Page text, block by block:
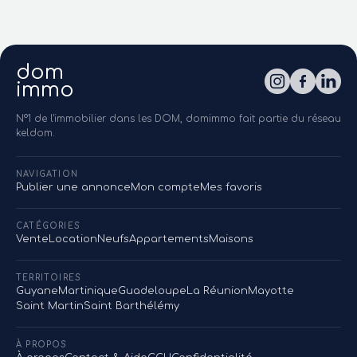
dom
immo
N°1 de l'immobilier dans les DOM, domimmo fait partie du réseau
keldom.
NAVIGATION
Publier une annonceMon compteMes favoris
CATÉGORIES
Vente LocationNeufsAppartementsMaisons
TERRITOIRES
GuyaneMartiniqueGuadeloupe La RéunionMayotte
Saint MartinSaint Barthélémy
À PROPOS